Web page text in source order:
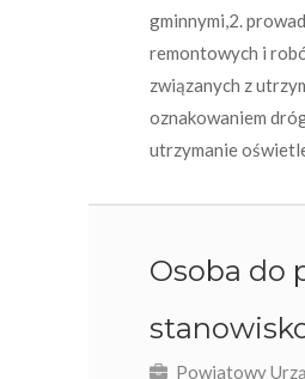
gminnymi,2.
remontowych i
związanych z
oznakowaniem
utrzymanie
Osoba do
Powiatowy